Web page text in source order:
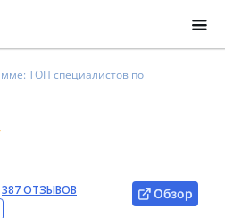
ТОП специалистов по
387 ОТЗЫВОВ
Обзор